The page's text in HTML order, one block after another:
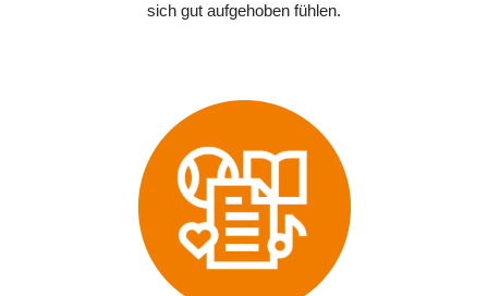
sich gut aufgehoben fühlen.